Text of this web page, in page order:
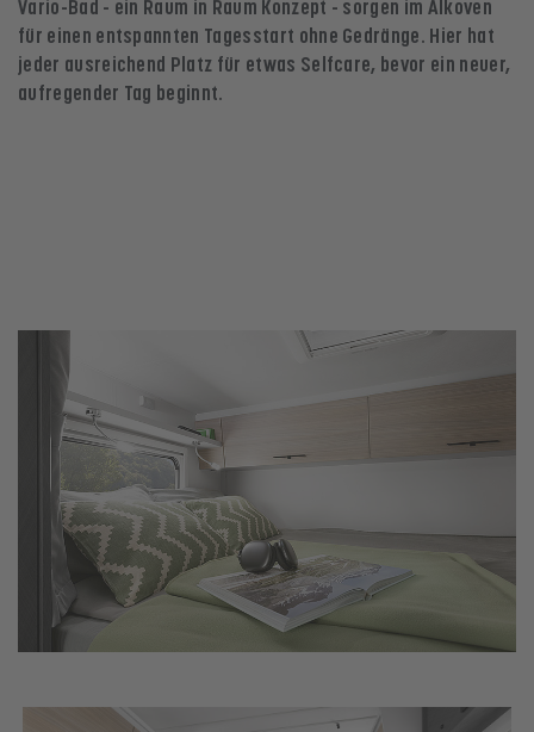
Vario-Bad - ein Raum in Raum Konzept - sorgen im Alkoven
für einen entspannten Tagesstart ohne Gedränge. Hier hat
jeder ausreichend Platz für etwas Selfcare, bevor ein neuer,
aufregender Tag beginnt.